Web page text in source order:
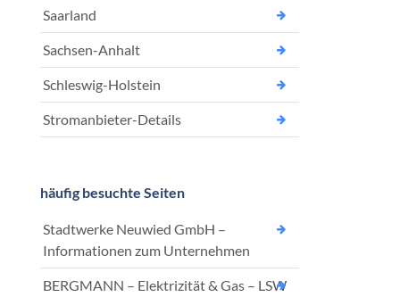
Saarland
Sachsen-Anhalt
Schleswig-Holstein
Stromanbieter-Details
häufig besuchte Seiten
Stadtwerke Neuwied GmbH –
Informationen zum Unternehmen
BERGMANN – Elektrizität & Gas – LSW